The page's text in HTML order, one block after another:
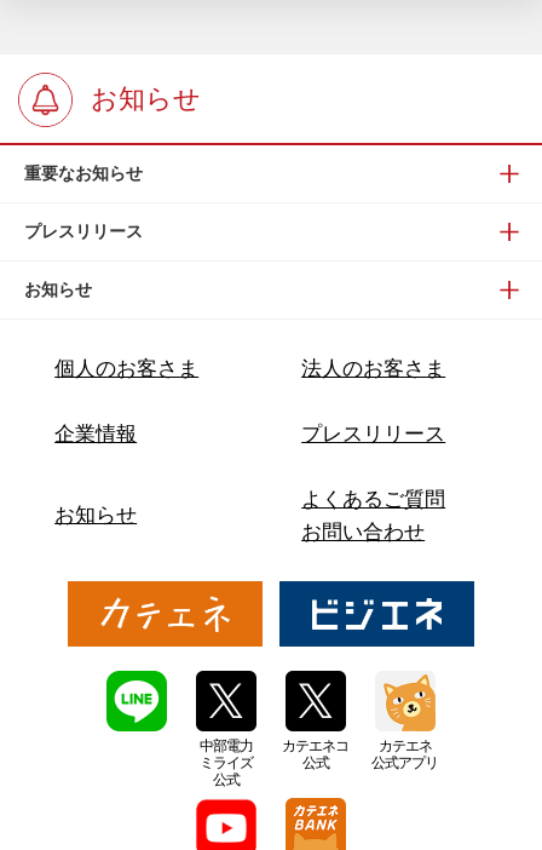
お知らせ
重要なお知らせ
プレスリリース
お知らせ
個人のお客さま 法人のお客さま
企業情報 プレスリリース
お知らせ
よくあるご質問
お問い合わせ
中部電力
ミライズ
公式
カテエネコ
公式
カテエネ
公式アプリ